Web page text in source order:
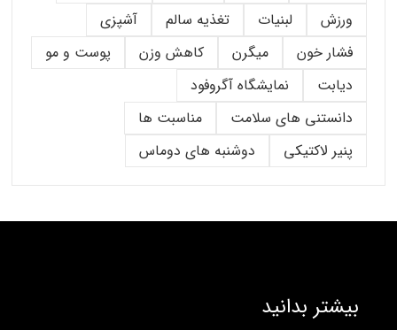
ورزش
لبنیات تغذیه سالم
آشپزی
فشار خون
میگرن کاهش وزن
پوست و مو
دیابت
نمایشگاه آگروفود
دانستنی های سلامت
مناسبت ها
پنیر لاکتیکی
دوشنبه های دوماس
بیشتر بدانید